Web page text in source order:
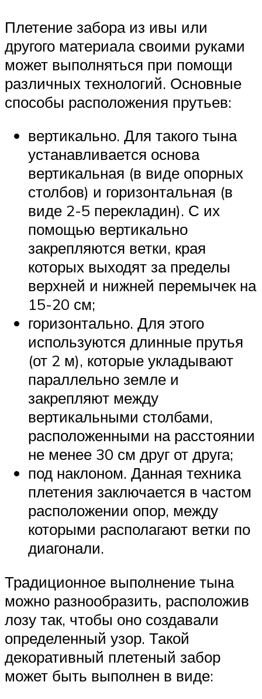
Плетение забора из ивы или
другого материала своими руками
может выполняться при помощи
различных технологий. Основные
способы расположения прутьев:
вертикально. Для такого тына
устанавливается основа
вертикальная (в виде опорных
столбов) и горизонтальная (в
виде 2-5 перекладин). С их
помощью вертикально
закрепляются ветки, края
которых выходят за пределы
верхней и нижней перемычек на
15-20 см;
горизонтально. Для этого
используются длинные прутья
(от 2 м), которые укладывают
параллельно земле и
закрепляют между
вертикальными столбами,
расположенными на расстоянии
не менее 30 см друг от друга;
под наклоном. Данная техника
плетения заключается в частом
расположении опор, между
которыми располагают ветки по
диагонали.
Традиционное выполнение тына
можно разнообразить, расположив
лозу так, чтобы оно создавали
определенный узор. Такой
декоративный плетеный забор
может быть выполнен в виде: